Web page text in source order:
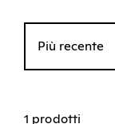
Più recente
1 prodotti